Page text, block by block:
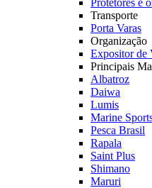
Protetores e
Transporte
Porta Varas
Organização
Expositor de
Principais
Albatroz
Daiwa
Lumis
Marine
Pesca Brasil
Rapala
Saint Plus
Shimano
Maruri